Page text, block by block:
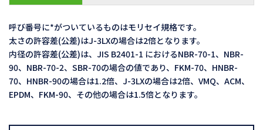
呼び番号に*がついているものはモリセイ規格です。
太さの許容差(公差)はJ-3LXの場合は2倍となります。
内径の許容差(公差)は、JIS B2401-1 におけるNBR-70-1、NBR-
90、NBR-70-2、SBR-70の場合の値であり、FKM-70、HNBR-
70、HNBR-90の場合は1.2倍、J-3LXの場合は2倍、VMQ、ACM、
EPDM、FKM-90、その他の場合は1.5倍となります。